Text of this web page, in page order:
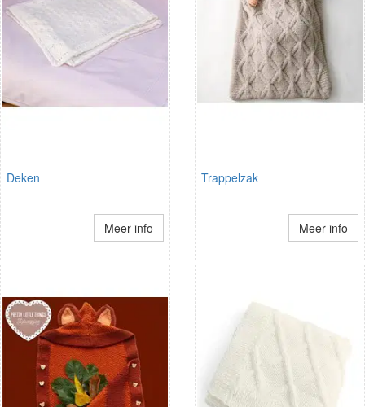
Deken
Meer info
Trappelzak
Meer info